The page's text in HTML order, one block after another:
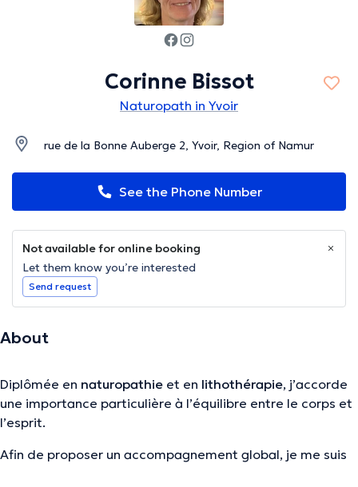
Corinne Bissot
Naturopath in Yvoir
rue de la Bonne Auberge 2, Yvoir, Region of Namur
See the Phone Number
Not available for online booking
Let them know you’re interested
Send request
About
Diplômée en naturopathie et en lithothérapie, j’accorde
une importance particulière à l’équilibre entre le corps et
l’esprit.
Afin de proposer un accompagnement global, je me suis